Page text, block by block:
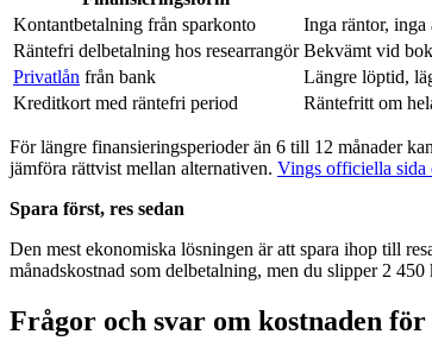
Kontantbetalning från sparkonto
Inga räntor,
Räntefri delbetalning hos researrangör Bekvämt vid
Privatlån från bank Längre löptid,
Kreditkort med räntefri period
Räntefritt om
För längre finansieringsperioder än 6 till 12 månader
jämföra rättvist mellan alternativen. Vings officiella sida
Spara först, res sedan
Den mest ekonomiska lösningen är att spara ihop till
månadskostnad som delbetalning, men du slipper 2
Frågor och svar om kostnaden